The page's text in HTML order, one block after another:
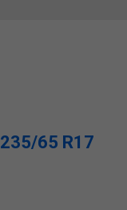
235/65 R17